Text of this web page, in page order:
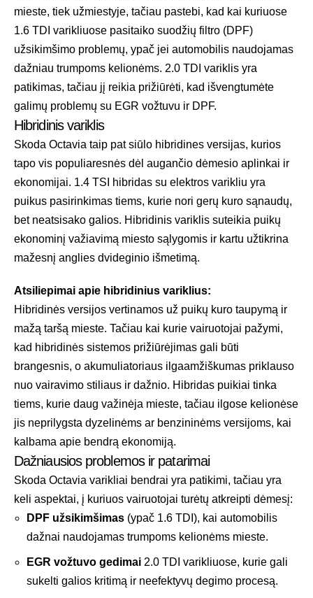
mieste, tiek užmiestyje, tačiau pastebi, kad kai kuriuose
1.6 TDI varikliuose pasitaiko suodžių filtro (DPF)
užsikimšimo problemų, ypač jei automobilis naudojamas
dažniau trumpoms kelionėms. 2.0 TDI variklis yra
patikimas, tačiau jį reikia prižiūrėti, kad išvengtumėte
galimų problemų su EGR vožtuvu ir DPF.
Hibridinis variklis
Skoda Octavia taip pat siūlo hibridines versijas, kurios
tapo vis populiaresnės dėl augančio dėmesio aplinkai ir
ekonomijai. 1.4 TSI hibridas su elektros varikliu yra
puikus pasirinkimas tiems, kurie nori gerų kuro sąnaudų,
bet neatsisako galios. Hibridinis variklis suteikia puikų
ekonominį važiavimą miesto sąlygomis ir kartu užtikrina
mažesnį anglies dvideginio išmetimą.
Atsiliepimai apie hibridinius variklius:
Hibridinės versijos vertinamos už puikų kuro taupymą ir
mažą taršą mieste. Tačiau kai kurie vairuotojai pažymi,
kad hibridinės sistemos prižiūrėjimas gali būti
brangesnis, o akumuliatoriaus ilgaamžiškumas priklauso
nuo vairavimo stiliaus ir dažnio. Hibridas puikiai tinka
tiems, kurie daug važinėja mieste, tačiau ilgose kelionėse
jis neprilygsta dyzelinėms ar benzininėms versijoms, kai
kalbama apie bendrą ekonomiją.
Dažniausios problemos ir patarimai
Skoda Octavia varikliai bendrai yra patikimi, tačiau yra
keli aspektai, į kuriuos vairuotojai turėtų atkreipti dėmesį:
DPF užsikimšimas (ypač 1.6 TDI), kai automobilis
dažnai naudojamas trumpoms kelionėms mieste.
EGR vožtuvo gedimai 2.0 TDI varikliuose, kurie gali
sukelti galios kritimą ir neefektyvų degimo procesą.